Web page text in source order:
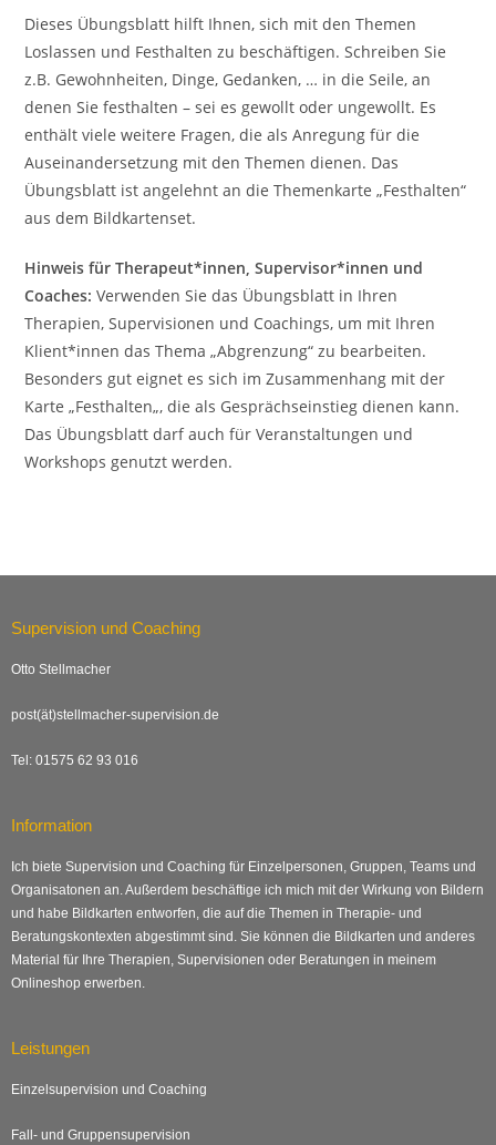
Dieses Übungsblatt hilft Ihnen, sich mit den Themen
Loslassen und Festhalten zu beschäftigen. Schreiben Sie
z.B. Gewohnheiten, Dinge, Gedanken, … in die Seile, an
denen Sie festhalten – sei es gewollt oder ungewollt. Es
enthält viele weitere Fragen, die als Anregung für die
Auseinandersetzung mit den Themen dienen. Das
Übungsblatt ist angelehnt an die Themenkarte „Festhalten“
aus dem Bildkartenset.
Hinweis für Therapeut*innen, Supervisor*innen und
Coaches: Verwenden Sie das Übungsblatt in Ihren
Therapien, Supervisionen und Coachings, um mit Ihren
Klient*innen das Thema „Abgrenzung“ zu bearbeiten.
Besonders gut eignet es sich im Zusammenhang mit der
Karte „Festhalten„, die als Gesprächseinstieg dienen kann.
Das Übungsblatt darf auch für Veranstaltungen und
Workshops genutzt werden.
Supervision und Coaching
Otto Stellmacher
post(ät)stellmacher-supervision.de
Tel: 01575 62 93 016
Information
Ich biete Supervision und Coaching für Einzelpersonen, Gruppen, Teams und
Organisatonen an. Außerdem beschäftige ich mich mit der Wirkung von Bildern
und habe Bildkarten entworfen, die auf die Themen in Therapie- und
Beratungskontexten abgestimmt sind. Sie können die Bildkarten und anderes
Material für Ihre Therapien, Supervisionen oder Beratungen in meinem
Onlineshop erwerben.
Leistungen
Einzelsupervision und Coaching
Fall- und Gruppensupervision